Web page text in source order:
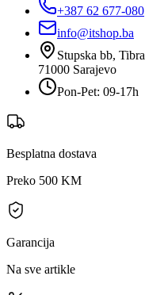
+387 62 677-080
info@itshop.ba
Stupska bb,
71000 Sarajevo
Pon-Pet: 09-17h
Besplatna dostava
Preko 500 KM
Garancija
Na sve artikle